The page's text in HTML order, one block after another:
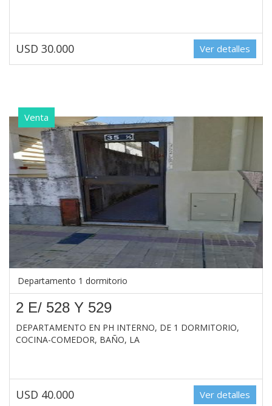
USD 30.000 Ver detalles
Venta
Departamento 1 dormitorio
2 E/ 528 Y 529
DEPARTAMENTO EN PH INTERNO, DE 1 DORMITORIO,
COCINA-COMEDOR, BAÑO, LA
USD 40.000 Ver detalles